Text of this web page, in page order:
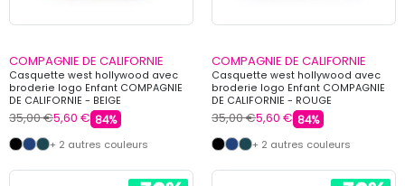
COMPAGNIE DE CALIFORNIE
Casquette west hollywood avec
broderie logo Enfant COMPAGNIE
DE CALIFORNIE - BEIGE
35,00 €5,60 € 84%
+ 2 autres couleurs
COMPAGNIE DE CALIFORNIE
Casquette west hollywood avec
broderie logo Enfant COMPAGNIE
DE CALIFORNIE - ROUGE
35,00 €5,60 € 84%
+ 2 autres couleurs